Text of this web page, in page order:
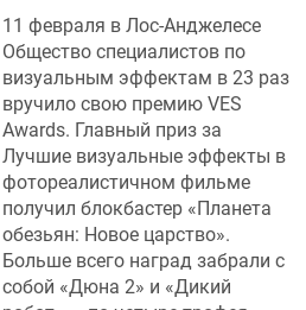
11 февраля в Лос-Анджелесе
Общество специалистов по
визуальным эффектам в 23 раз
вручило свою премию VES
Awards. Главный приз за
Лучшие визуальные эффекты в
фотореалистичном фильме
получил блокбастер «Планета
обезьян: Новое царство».
Больше всего наград забрали с
собой «Дюна 2» и «Дикий